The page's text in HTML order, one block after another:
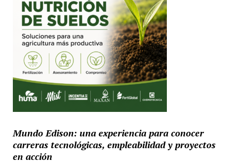
Mundo Edison: una experiencia para conocer
carreras tecnológicas, empleabilidad y proyectos
en acción